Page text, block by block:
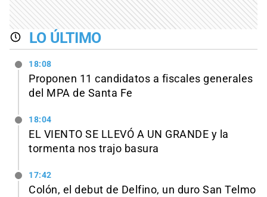
LO ÚLTIMO
18:08
Proponen 11 candidatos a fiscales generales
del MPA de Santa Fe
18:04
EL VIENTO SE LLEVÓ A UN GRANDE y la
tormenta nos trajo basura
17:42
Colón, el debut de Delfino, un duro San Telmo